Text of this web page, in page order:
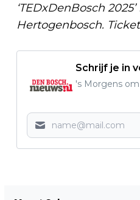
‘TEDxDenBosch
Hertogenbosch.
Schrijf je in
's Morgens